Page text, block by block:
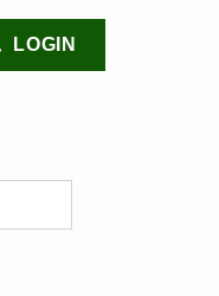
LOGIN